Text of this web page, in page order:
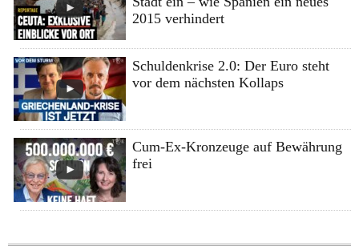
2015 verhindert
Schuldenkrise 2.0: Der Euro steht
vor dem nächsten Kollaps
Cum-Ex-Kronzeuge auf Bewährung
frei